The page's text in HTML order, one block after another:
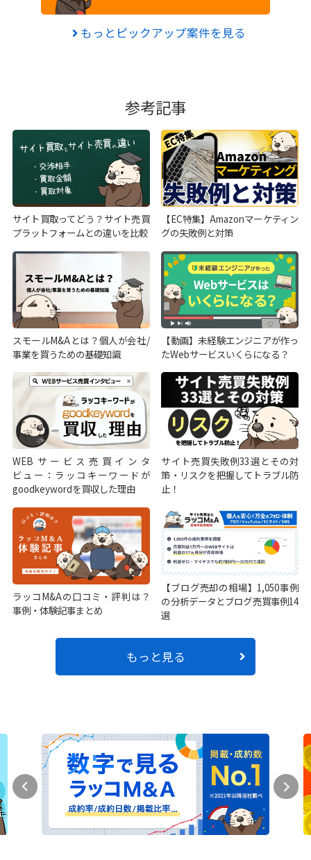
もっとピックアップ案件を見る
参考記事
サイト買取ってどう？サイト売買
プラットフォームとの違いを比較
【EC特集】Amazonマーケティン
グの失敗例と対策
スモールM&Aとは？個人が会社/
事業を買うための基礎知識
【動画】未経験エンジニアが作っ
たWebサービスいくらになる？
WEBサービス売買インタ
ビュー：ラッコキーワードが
goodkeywordを買収した理由
サイト売買失敗例33選とその対
策・リスクを把握してトラブル防
止！
ラッコM&Aの口コミ・評判は？
事例・体験記事まとめ
【ブログ売却の相場】1,050事例
の分析データとブログ売買事例14
選
もっと見る